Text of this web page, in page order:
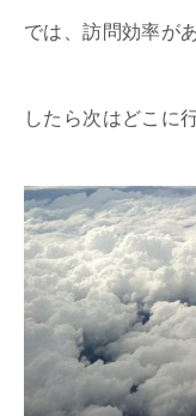
では、訪問効率が
したら次はどこに